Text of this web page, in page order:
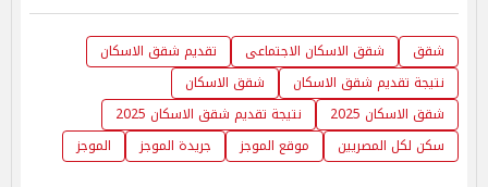
شقق شقق الاسكان الاجتماعى
تقديم شقق الاسكان
نتيجة تقديم شقق الاسكان
شقق الاسكان
شقق الاسكان 2025
نتيجة تقديم شقق الاسكان 2025
سكن لكل المصريين
موقع الموجز جريدة الموجز الموجز